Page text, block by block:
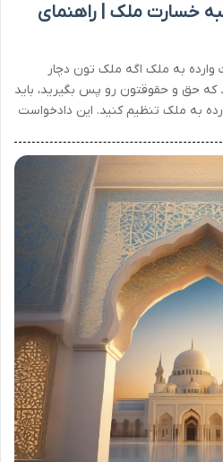
خسارت ملک | راهنمای
به ملک اگه ملک تون دچار
حق و حقوقتون رو پس بگیرید، باید
به ملک تنظیم کنید. این دادخواست